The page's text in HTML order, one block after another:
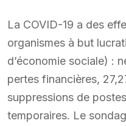
La COVID-19 a des
organismes à but
d’économie sociale) :
pertes financières,
suppressions de
temporaires. Le